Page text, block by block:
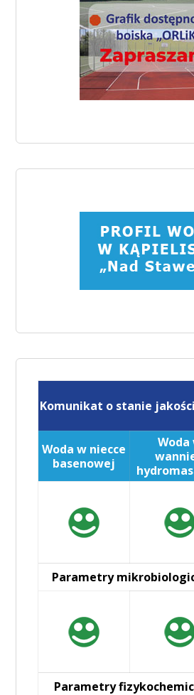
Komunikat o stanie
Woda w niecce
basenowej
Woda
Parametry
Parametry